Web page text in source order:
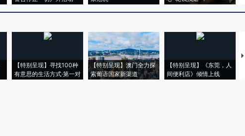
【特别呈现】寻找100种
有意思的生活方式·第一对
【特别呈现】澳门全力探
索葡语国家新渠道
【特别呈现】《东莞，人
间便利店》倾情上线